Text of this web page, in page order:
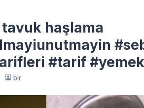
haşlama
#tarif
bir